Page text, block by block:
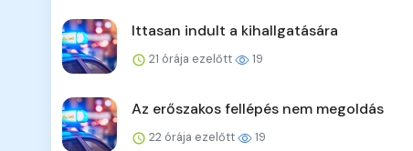
Ittasan indult a kihallgatására
21 órája ezelőtt 19
Az erőszakos fellépés nem megoldás
22 órája ezelőtt 19